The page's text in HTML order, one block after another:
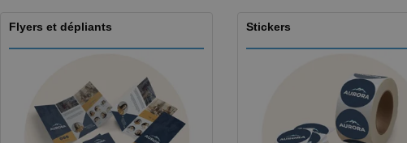
Flyers et dépliants Stickers